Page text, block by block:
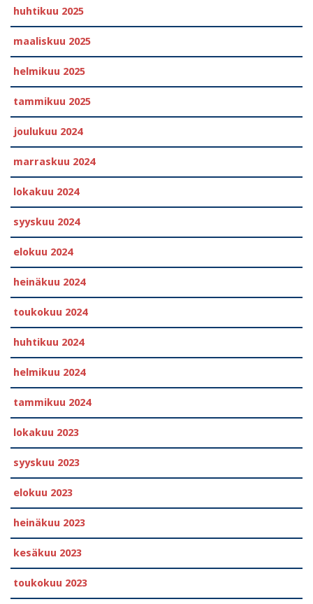
huhtikuu 2025
maaliskuu 2025
helmikuu 2025
tammikuu 2025
joulukuu 2024
marraskuu 2024
lokakuu 2024
syyskuu 2024
elokuu 2024
heinäkuu 2024
toukokuu 2024
huhtikuu 2024
helmikuu 2024
tammikuu 2024
lokakuu 2023
syyskuu 2023
elokuu 2023
heinäkuu 2023
kesäkuu 2023
toukokuu 2023